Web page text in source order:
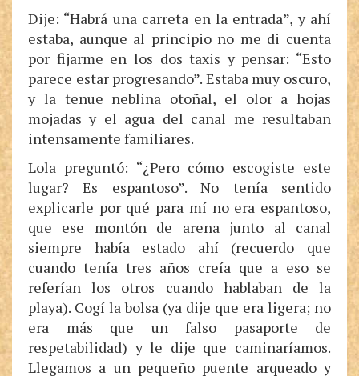
Dije: “Habrá una carreta en la entrada”, y ahí
estaba, aunque al principio no me di cuenta
por fijarme en los dos taxis y pensar: “Esto
parece estar progresando”. Estaba muy oscuro,
y la tenue neblina otoñal, el olor a hojas
mojadas y el agua del canal me resultaban
intensamente familiares.
Lola preguntó: “¿Pero cómo escogiste este
lugar? Es espantoso”. No tenía sentido
explicarle por qué para mí no era espantoso,
que ese montón de arena junto al canal
siempre había estado ahí (recuerdo que
cuando tenía tres años creía que a eso se
referían los otros cuando hablaban de la
playa). Cogí la bolsa (ya dije que era ligera; no
era más que un falso pasaporte de
respetabilidad) y le dije que caminaríamos.
Llegamos a un pequeño puente arqueado y